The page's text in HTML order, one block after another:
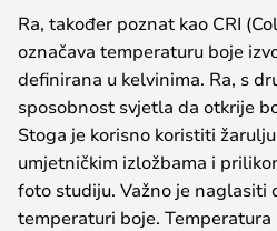
Ra, također poznat kao CRI
označava temperaturu boje
definirana u kelvinima. Ra, s
sposobnost svjetla da otkrije
Stoga je korisno koristiti
umjetničkim izložbama i
foto studiju. Važno je naglasiti
temperaturi boje. Temperatura